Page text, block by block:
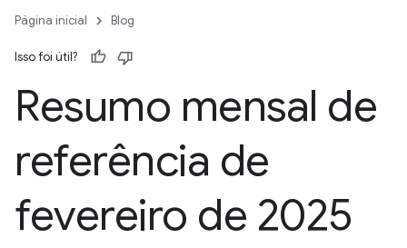
Página inicial Blog
Isso foi útil?
Resumo mensal de
referência de
fevereiro de 2025